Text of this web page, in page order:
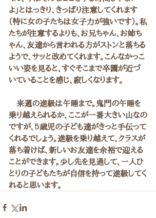
よ」とはっきり、きっぱり注意してくれます
（特に女の子たちは女子力が強いです）。私
たちが注意するよりも、お兄ちゃん、お姉ち
ゃん、友達から言われる方がストンと落ちる
ようで、サッと改めてくれます。こんなかっこ
いい姿を見ると、すぐそこまで卒園が近づ
いていることを感じ、寂しくなります。
来週の進級は午睡まで。鬼門の午睡を
乗り越えられるか、ここが一番大きい山なの
ですが、5歳児の子ども達がきっと手伝って
くれるでしょう。進級を乗り越えて、クラスが
落ち着けば、新しいお友達を余裕で迎える
ことができます。少し先を見通して、一人ひ
とりの子どもたちが自信を持って進級してく
れると思います。